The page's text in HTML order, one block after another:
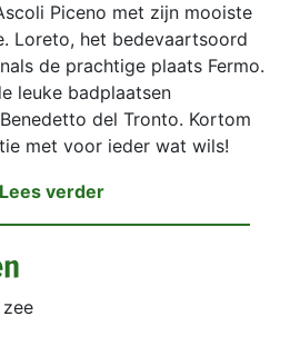
Piceno met zijn mooiste
Loreto, het bedevaartsoord
de prachtige plaats Fermo.
leuke badplaatsen
del Tronto. Kortom
met voor ieder wat wils!
Lees verder